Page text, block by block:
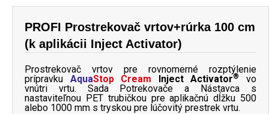
PROFI Prostrekovač vrtov+rúrka 100 cm
(k aplikácii Inject Activator)
Prostrekovač vrtov pre rovnomerné rozptýlenie
prípravku AquaStop Cream Inject Activator®
vo
vnútri vrtu. Sada Potrekovače a Nástavca s
nastaviteľnou PET trubičkou pre aplikačnú dĺžku 500
alebo 1000 mm s tryskou pre lúčovitý prestrek vrtu.